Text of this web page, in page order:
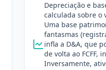
Depreciação e
calculada sobre o
Uma base
fantasmas
infla a D&A, que
de volta ao FCFF,
Inversamente,